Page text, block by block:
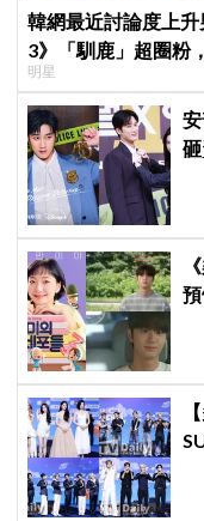
韓網最近討論度上
3》「馴鹿」超圈粉
明星